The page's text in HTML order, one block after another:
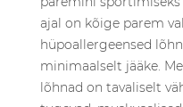
ajal on kõige parem
hüpoallergeensed
minimaalselt jääke.
lõhnad on tavaliselt